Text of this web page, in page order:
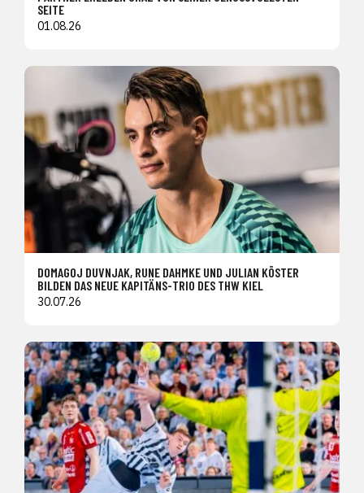
SEITE
01.08.26
DOMAGOJ DUVNJAK, RUNE DAHMKE UND JULIAN KÖSTER
BILDEN DAS NEUE KAPITÄNS-TRIO DES THW KIEL
30.07.26